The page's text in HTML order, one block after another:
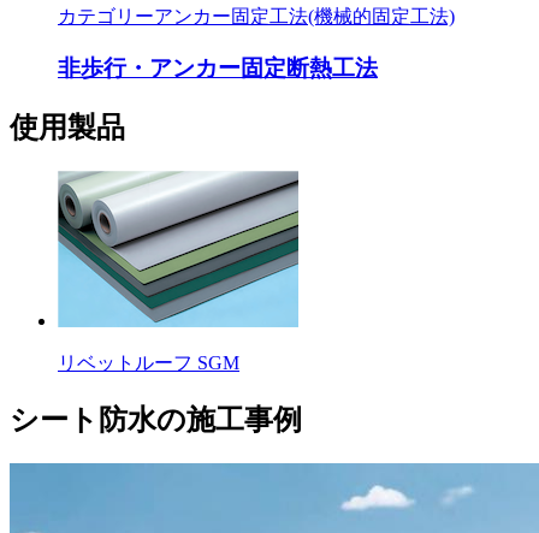
カテゴリーアンカー固定工法(機械的固定工法)
非歩行・アンカー固定断熱工法
使用製品
リベットルーフ SGM
シート防水の施工事例